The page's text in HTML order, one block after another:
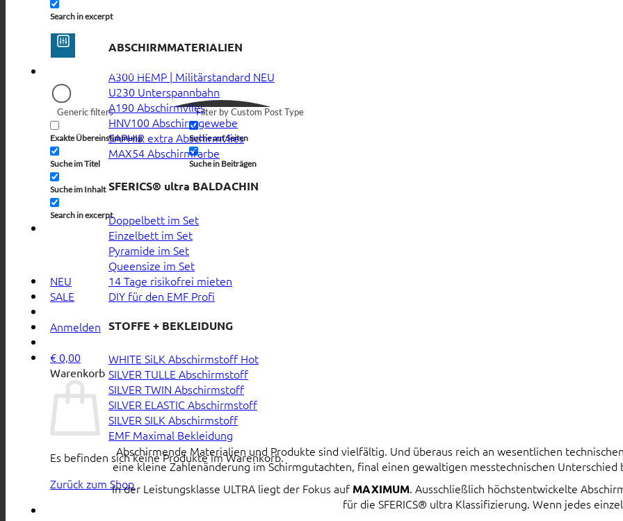
Search in excerpt
Generic filters
Exakte Übereinstimmung
Suche im Titel
Suche im Inhalt
Search in excerpt
Filter by Custom Post Type
Suche auf Seiten
Suche in Beiträgen
NEU
SALE
Anmelden
€ 0,00
Warenkorb
Es befinden sich keine Produkte im Warenkorb.
Zurück zum Shop
ABSCHIRMMATERIALIEN
A300 HEMP | Militärstandard
U230 Unterspannbahn
A190 Abschirmvlies
HNV100 Abschirmgewebe
SAPHIR extra Abschirmvlies
MAX54 Abschirmfarbe
SFERICS® ultra BALDACHIN
Doppelbett im Set
Einzelbett im Set
Pyramide im Set
Queensize im Set
14 Tage risikofrei mieten
DIY für den EMF Profi
STOFFE + BEKLEIDUNG
WHITE SiLK Abschirmstoff
SILVER TULLE Abschirmstoff
SILVER TWIN Abschirmstoff
SILVER ELASTIC Abschirmstoff
SILVER SILK Abschirmstoff
EMF Maximal Bekleidung
Abschirmende Materialien und Produkte sind vielfältig. Und überaus reich an wesentlichen
eine kleine Zahlenänderung im Schirmgutachten, final einen gewaltigen messtechnischen Unterschied
In der Leistungsklasse ULTRA liegt der Fokus auf MAXIMUM. Ausschließlich höchstentwickelte
für die SFERICS® ultra Klassifizierung. Wenn jedes